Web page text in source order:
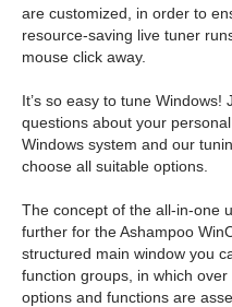
are customized, in order to
resource-saving live tuner
mouse click away.
It’s so easy to tune
questions about your
Windows system and our
choose all suitable options.
The concept of the all-in-one
further for the Ashampoo
structured main window you
function groups, in which
options and functions are